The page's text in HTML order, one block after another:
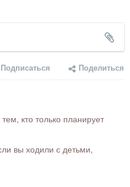
Подписаться Поделиться
кто только планирует
вы ходили с детьми,